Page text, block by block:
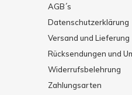
AGB´s
Datenschutzerklärung
Versand und Lieferung
Rücksendungen und
Widerrufsbelehrung
Zahlungsarten